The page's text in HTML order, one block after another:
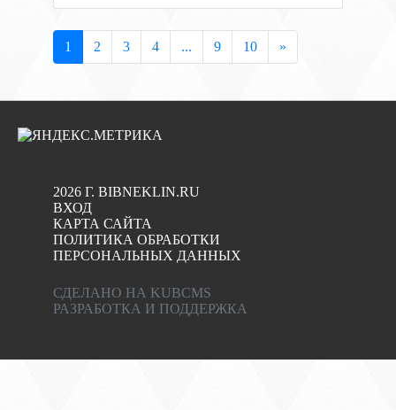
1 2 3 4 ... 9 10 »
2026 Г. BIBNEKLIN.RU
ВХОД
КАРТА САЙТА
ПОЛИТИКА ОБРАБОТКИ
ПЕРСОНАЛЬНЫХ ДАННЫХ
СДЕЛАНО НА KUBCMS
РАЗРАБОТКА И ПОДДЕРЖКА